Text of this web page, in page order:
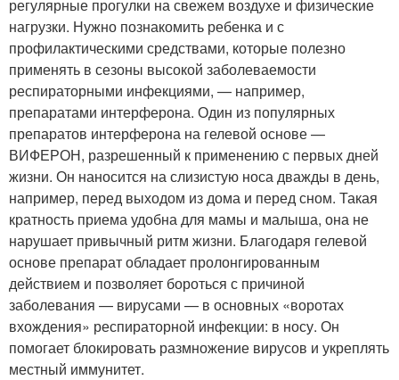
регулярные прогулки на свежем воздухе и физические
нагрузки. Нужно познакомить ребенка и с
профилактическими средствами, которые полезно
применять в сезоны высокой заболеваемости
респираторными инфекциями, — например,
препаратами интерферона. Один из популярных
препаратов интерферона на гелевой основе —
ВИФЕРОН, разрешенный к применению с первых дней
жизни. Он наносится на слизистую носа дважды в день,
например, перед выходом из дома и перед сном. Такая
кратность приема удобна для мамы и малыша, она не
нарушает привычный ритм жизни. Благодаря гелевой
основе препарат обладает пролонгированным
действием и позволяет бороться с причиной
заболевания — вирусами — в основных «воротах
вхождения» респираторной инфекции: в носу. Он
помогает блокировать размножение вирусов и укреплять
местный иммунитет.